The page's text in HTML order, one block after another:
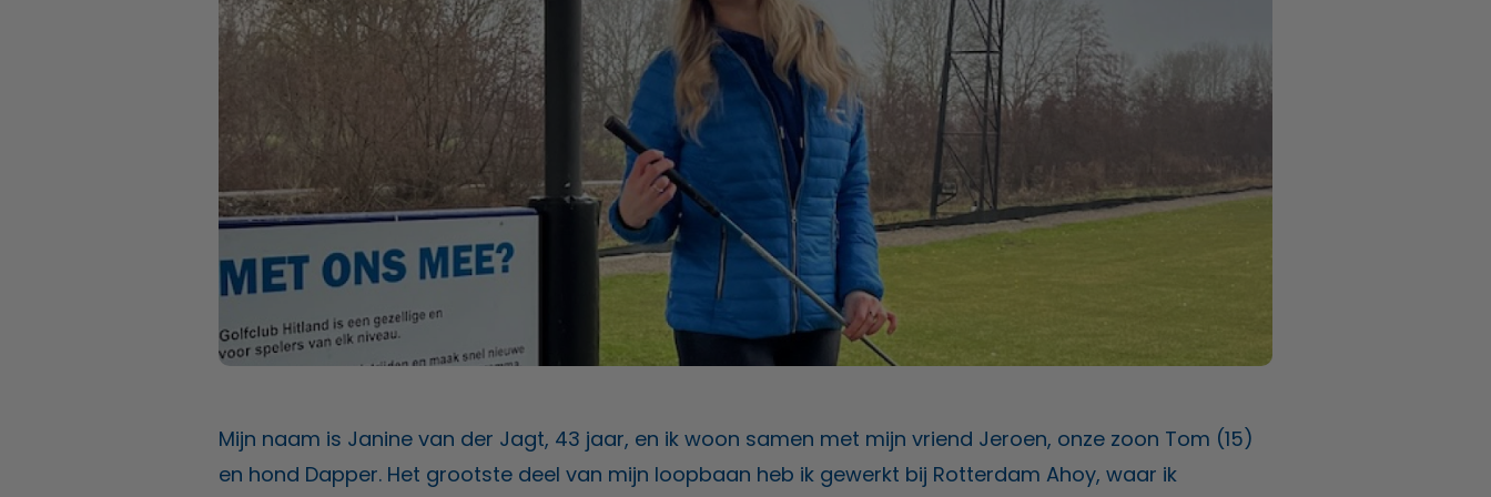
Mijn naam is Janine van der Jagt, 43 jaar, en ik woon samen met mijn vriend Jeroen, onze zoon Tom (15)
en hond Dapper. Het grootste deel van mijn loopbaan heb ik gewerkt bij Rotterdam Ahoy, waar ik